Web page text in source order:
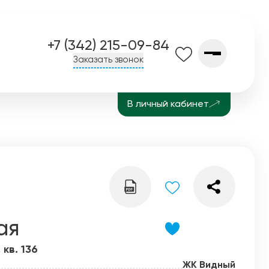
+7 (342) 215-09-84
Заказать звонок
В личный кабинет
кв. 136
ЖК Видный